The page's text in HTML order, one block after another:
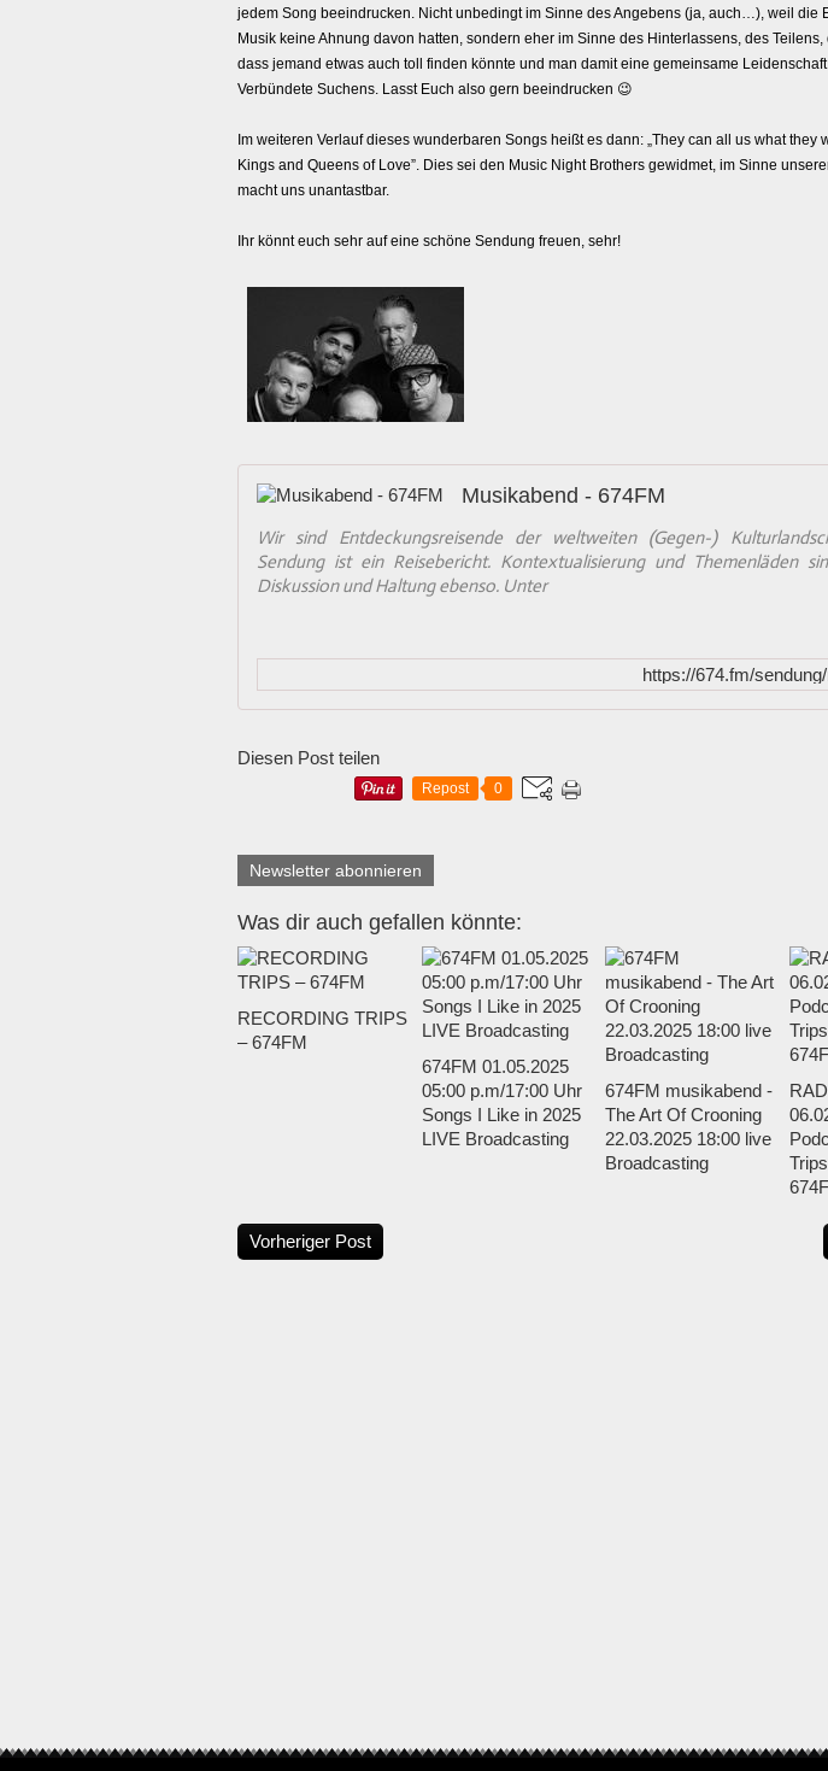
jedem Song beeindrucken. Nicht unbedingt im Sinne des Angebens (ja, auch…), weil die
Musik keine Ahnung davon hatten, sondern eher im Sinne des Hinterlassens, des
dass jemand etwas auch toll finden könnte und man damit eine gemeinsame
Verbündete Suchens. Lasst Euch also gern beeindrucken 😉
Im weiteren Verlauf dieses wunderbaren Songs heißt es dann: „They can all us what they
Kings and Queens of Love”. Dies sei den Music Night Brothers gewidmet, im Sinne
macht uns unantastbar.
Ihr könnt euch sehr auf eine schöne Sendung freuen, sehr!
Musikabend - 674FM
Wir sind Entdeckungsreisende der weltweiten (Gegen-)
Sendung ist ein Reisebericht. Kontextualisierung und Themenläden
Diskussion und Haltung ebenso. Unter
https://674.fm/
Diesen Post teilen
Repost 0
Newsletter abonnieren
Was dir auch gefallen könnte:
RECORDING TRIPS
– 674FM
674FM 01.05.2025
05:00 p.m/17:00 Uhr
Songs I Like in 2025
LIVE Broadcasting
674FM musikabend -
The Art Of Crooning
22.03.2025 18:00 live
Broadcasting
Vorheriger Post